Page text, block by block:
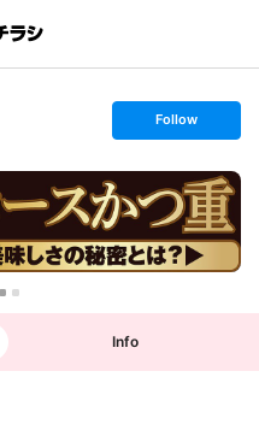
s
t
o
l
w
Follow
Info